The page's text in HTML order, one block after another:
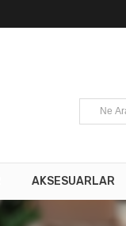
AKSESUARLAR